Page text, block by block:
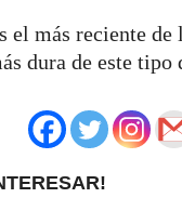
el más reciente
dura de este